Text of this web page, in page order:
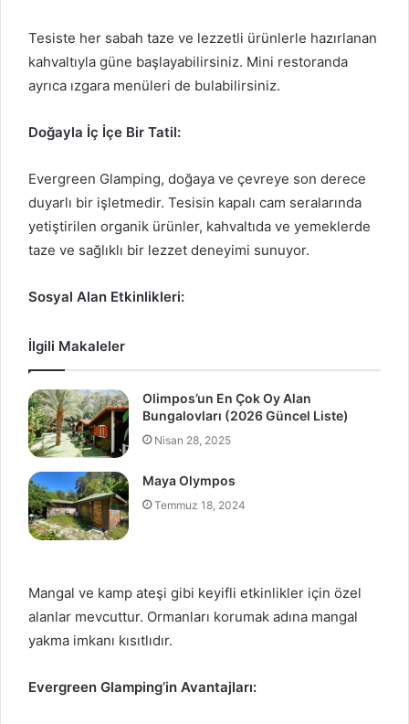
Tesiste her sabah taze ve lezzetli ürünlerle hazırlanan
kahvaltıyla güne başlayabilirsiniz. Mini restoranda
ayrıca ızgara menüleri de bulabilirsiniz.
Doğayla İç İçe Bir Tatil:
Evergreen Glamping, doğaya ve çevreye son derece
duyarlı bir işletmedir. Tesisin kapalı cam seralarında
yetiştirilen organik ürünler, kahvaltıda ve yemeklerde
taze ve sağlıklı bir lezzet deneyimi sunuyor.
Sosyal Alan Etkinlikleri:
İlgili Makaleler
Olimpos’un En Çok Oy Alan
Bungalovları (2026 Güncel Liste)
Nisan 28, 2025
Maya Olympos
Temmuz 18, 2024
Mangal ve kamp ateşi gibi keyifli etkinlikler için özel
alanlar mevcuttur. Ormanları korumak adına mangal
yakma imkanı kısıtlıdır.
Evergreen Glamping’in Avantajları: